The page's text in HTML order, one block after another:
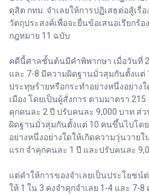
ดุสิต กทม. จำเลยให้การปฏิเสธต่อสู้เรื่
วัตถุประสงค์เพื่อจะยื่นข้อเสนอเรียกร้
กฎหมาย 11 ฉบับ
คดีนี้ศาลชั้นต้นมีคำพิพากษา เมื่อวันที่
และ 7-8 มีความผิดฐานมั่วสุมกันตั้งแต่
ประทุษร้ายหรือกระทำอย่างหนึ่งอย่าง
เมือง โดยเป็นผู้สั่งการ ตามมาตรา
คุกคนละ 2 ปี ปรับคนละ 9,000 บาท ส่
ผิดฐานมั่วสุมกันตั้งแต่ 10 คนขึ้นไปโด
อย่างหนึ่งอย่างใดให้เกิดความวุ่นวาย
แรก จำคุกคนละ 1 ปี และปรับคนละ
แต่คำให้การของจำเลยเป็นประโยช
ให้ 1 ใน 3 คงจำคุกจำเลย 1-4 และ 7-